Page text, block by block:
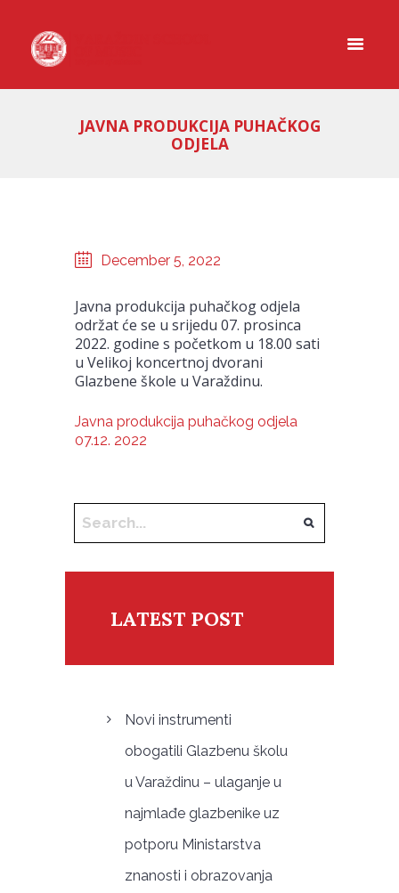
JAVNA PRODUKCIJA PUHAČKOG
ODJELA
December 5, 2022
Javna produkcija puhačkog odjela
održat će se u srijedu 07. prosinca
2022. godine s početkom u 18.00 sati
u Velikoj koncertnoj dvorani
Glazbene škole u Varaždinu.
Javna produkcija puhačkog odjela
07.12. 2022
LATEST POST
Novi instrumenti
obogatili Glazbenu školu
u Varaždinu – ulaganje u
najmlađe glazbenike uz
potporu Ministarstva
znanosti i obrazovanja